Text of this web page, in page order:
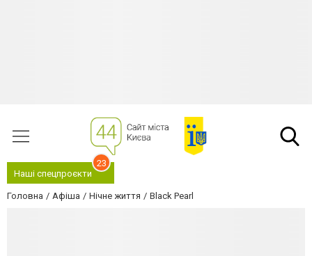
Наші спецпроєкти
23
Головна Афіша Нічне життя Black Pearl